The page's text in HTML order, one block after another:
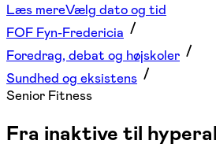
Læs mereVælg dato og tid
FOF Fyn-Fredericia
Foredrag, debat og højskoler
Sundhed og eksistens
Senior Fitness
Fra inaktive til